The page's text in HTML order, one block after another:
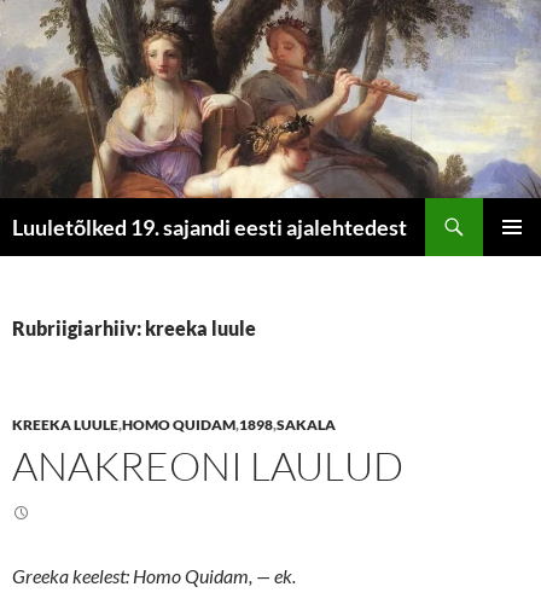
Luuletõlked 19. sajandi eesti ajalehtedest
Rubriigiarhiiv: kreeka luule
KREEKA LUULE,HOMO QUIDAM,1898,SAKALA
ANAKREONI LAULUD
Greeka keelest: Homo Quidam, — ek.